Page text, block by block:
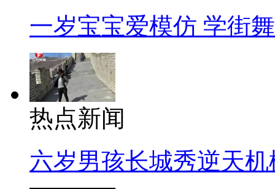
一岁宝宝爱模仿 学街
热点新闻
六岁男孩长城秀逆天机